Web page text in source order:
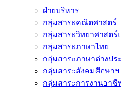
ฝ่ายบริหาร
กลุ่มสาระคณิตศาสตร์
กลุ่มสาระวิทยาศาสตร์
กลุ่มสาระภาษาไทย
กลุ่มสาระภาษาต่างปร
กลุ่มสาระสังคมศึกษาฯ
กลุ่มสาระการงานอาชี